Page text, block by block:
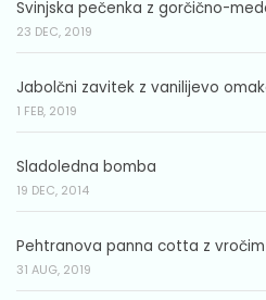
Svinjska pečenka z gorčično-
23 DEC, 2019
Jabolčni zavitek z vanilijevo
1 FEB, 2019
Sladoledna bomba
19 DEC, 2014
Pehtranova panna cotta z
31 AUG, 2019